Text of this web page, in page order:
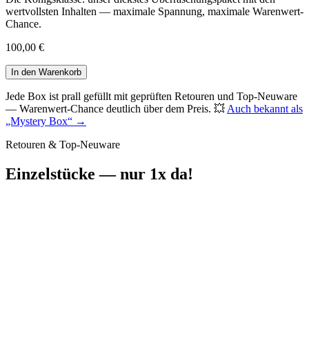
wertvollsten Inhalten — maximale Spannung, maximale Warenwert-
Chance.
100,00 €
In den Warenkorb
Jede Box ist prall gefüllt mit geprüften Retouren und Top-Neuware
— Warenwert-Chance deutlich über dem Preis. 💥 Auch bekannt als
„Mystery Box“ →
Retouren & Top-Neuware
Einzelstücke — nur 1x da!